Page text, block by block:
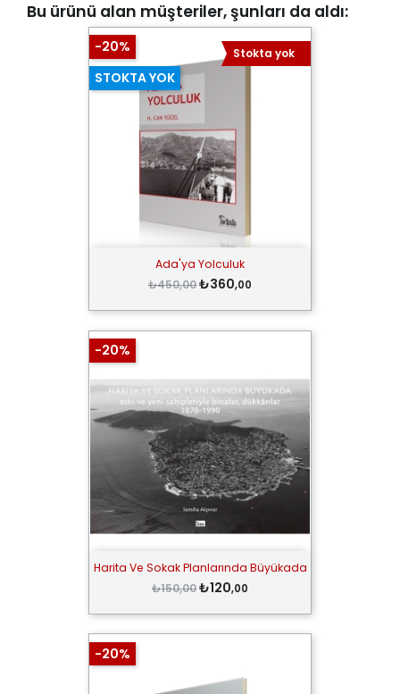
Bu ürünü alan müşteriler, şunları da aldı:
Stokta yok
Ada'ya Yolculuk
₺450,00₺360,00
-20%
STOKTA YOK
Harita Ve Sokak Planlarında Büyükada
₺150,00₺120,00
-20%
-20%